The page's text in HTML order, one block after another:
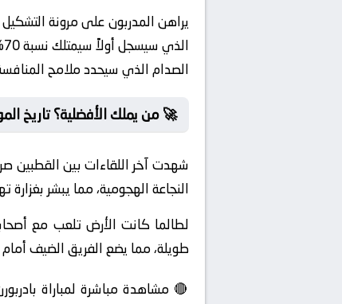
يراهن المدربون على مرونة
الصدام الذي سيحدد ملامح
🚀 من يملك الأفضلية؟ تاريخ
شهدت آخر اللقاءات بين القطبين
النجاعة الهجومية، مما يبشر
لطالما كانت الأرض تلعب مع
طويلة، مما يضع الفريق الضيف